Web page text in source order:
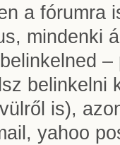
a fórumra
mindenki
belinkelni
is),
yahoo